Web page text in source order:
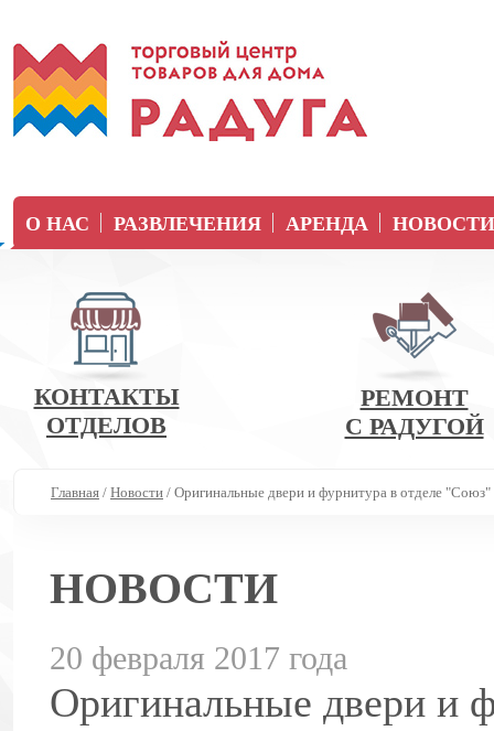
О НАС РАЗВЛЕЧЕНИЯ АРЕНДА НОВОСТИ
КОНТАКТЫ
ОТДЕЛОВ
РЕМОНТ
С РАДУГОЙ
Главная / Новости / Оригинальные двери и фурнитура в отделе "Союз"
НОВОСТИ
20 февраля 2017 года
Оригинальные двери и